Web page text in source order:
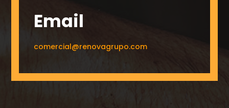
Email
comercial@renovagrupo.com